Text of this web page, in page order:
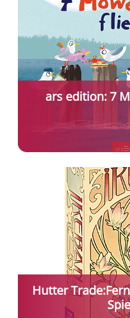
ars edition: 7
Hutter